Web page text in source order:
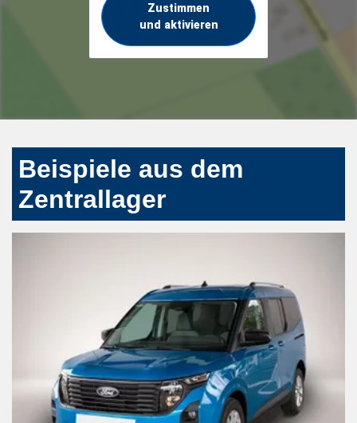
Zustimmen
und aktivieren
Beispiele aus dem
Zentrallager